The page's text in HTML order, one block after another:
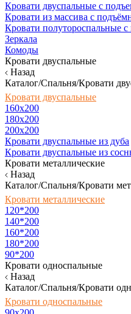
Кровати двуспальные с
Кровати из массива с
Кровати полутороспальные
Зеркала
Комоды
Кровати двуспальные
Назад
Каталог/Спальня/Кровати
Кровати двуспальные
160х200
180x200
200x200
Кровати двуспальные из дуба
Кровати двуспальные из
Кровати металлические
Назад
Каталог/Спальня/Кровати
Кровати металлические
120*200
140*200
160*200
180*200
90*200
Кровати односпальные
Назад
Каталог/Спальня/Кровати
Кровати односпальные